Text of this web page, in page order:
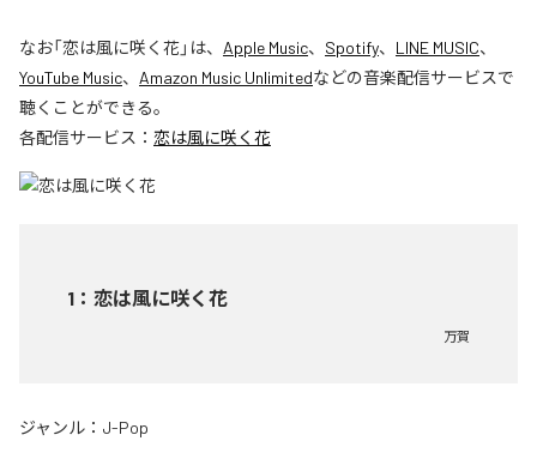
なお「恋は風に咲く花」は、 Apple Music、 Spotify、 LINE MUSIC、
YouTube Music、 Amazon Music Unlimitedなどの音楽配信サービスで
聴くことができる。
各配信サービス： 恋は風に咲く花
1 ： 恋は風に咲く花
万賀
ジャンル： J-Pop